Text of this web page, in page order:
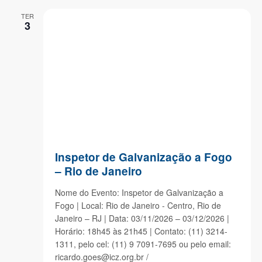
TER
3
Inspetor de Galvanização a Fogo
– Rio de Janeiro
Nome do Evento: Inspetor de Galvanização a
Fogo | Local: Rio de Janeiro - Centro, Rio de
Janeiro – RJ | Data: 03/11/2026 – 03/12/2026 |
Horário: 18h45 às 21h45 | Contato: (11) 3214-
1311, pelo cel: (11) 9 7091-7695 ou pelo email:
ricardo.goes@icz.org.br /